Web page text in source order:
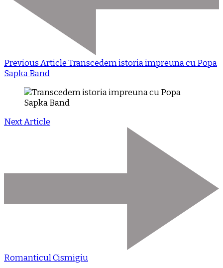
Previous ArticleTranscedem istoria impreuna cu Popa
Sapka Band
Next Article
Romanticul Cismigiu